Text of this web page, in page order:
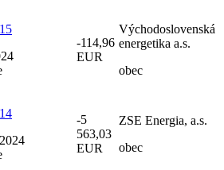
-114,96
EUR
Východoslovenská
energetika a.s.
obec
-5
563,03
EUR
ZSE Energia, a.s.
obec